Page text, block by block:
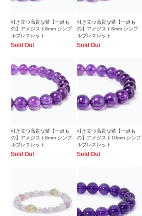
引き立つ高貴な紫【一点も
の】アメジスト8mm シンプ
ルブレスレット
Sold Out
引き立つ高貴な紫【一点も
の】アメジスト8mm シンプ
ルブレスレット
Sold Out
引き立つ高貴な紫【一点も
の】アメジスト8mm シンプ
ルブレスレット
Sold Out
引き立つ高貴な紫【一点も
の】アメジスト10mm シンプ
ルブレスレット
Sold Out